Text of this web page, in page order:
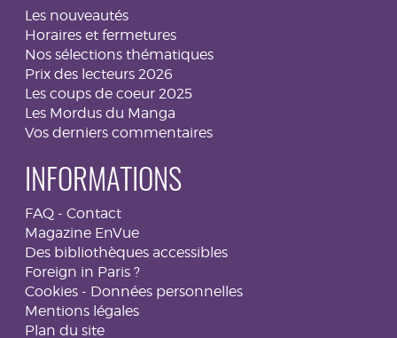
Les nouveautés
Horaires et fermetures
Nos sélections thématiques
Prix des lecteurs 2026
Les coups de coeur 2025
Les Mordus du Manga
Vos derniers commentaires
INFORMATIONS
FAQ - Contact
Magazine EnVue
Des bibliothèques accessibles
Foreign in Paris ?
Cookies - Données personnelles
Mentions légales
Plan du site